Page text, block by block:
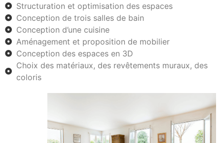
Structuration et optimisation des espaces
Conception de trois salles de bain
Conception d’une cuisine
Aménagement et proposition de mobilier
Conception des espaces en 3D
Choix des matériaux, des revêtements muraux, des
coloris